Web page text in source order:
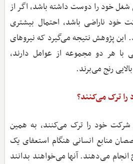
خود را دوست داشته باشد، اگر از
ناراضی باشد، احتمال بیشتری
این پژوهش نتیجه می‌گیرد که نیروهای
هر دو مجموعه از عوامل دارند،
رنج می‌برند.
را ترک می‌کنند؟
شرکت خود را ترک می‌کنند، به همین
منابع انسانی هنگام استعفای یک
می‌دهند. آنها می‌خواهند بدانند